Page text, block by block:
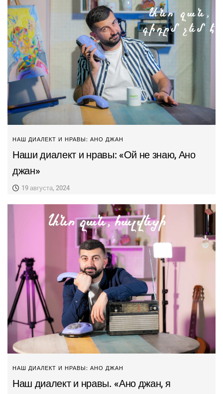
НАШ ДИАЛЕКТ И НРАВЫ: АНО ДЖАН
Наши диалект и нравы: «Ой не знаю, Ано
джан»
19 августа, 2024
НАШ ДИАЛЕКТ И НРАВЫ: АНО ДЖАН
Наш диалект и нравы. «Ано джан, я